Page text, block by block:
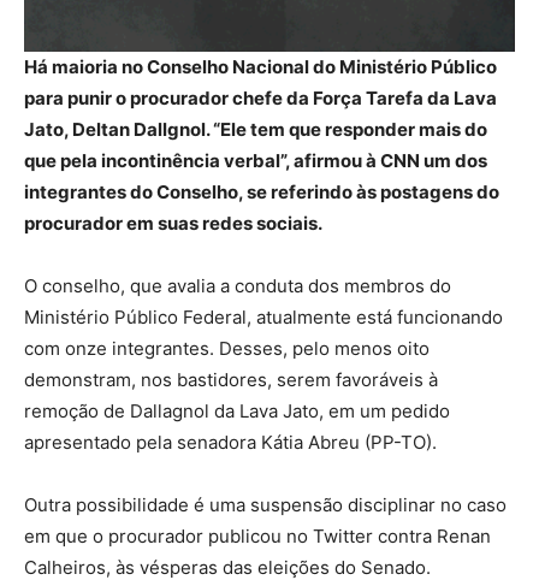
Há maioria no Conselho Nacional do Ministério Público
para punir o procurador chefe da Força Tarefa da Lava
Jato, Deltan Dallgnol. “Ele tem que responder mais do
que pela incontinência verbal”, afirmou à CNN um dos
integrantes do Conselho, se referindo às postagens do
procurador em suas redes sociais.
O conselho, que avalia a conduta dos membros do
Ministério Público Federal, atualmente está funcionando
com onze integrantes. Desses, pelo menos oito
demonstram, nos bastidores, serem favoráveis à
remoção de Dallagnol da Lava Jato, em um pedido
apresentado pela senadora Kátia Abreu (PP-TO).
Outra possibilidade é uma suspensão disciplinar no caso
em que o procurador publicou no Twitter contra Renan
Calheiros, às vésperas das eleições do Senado.